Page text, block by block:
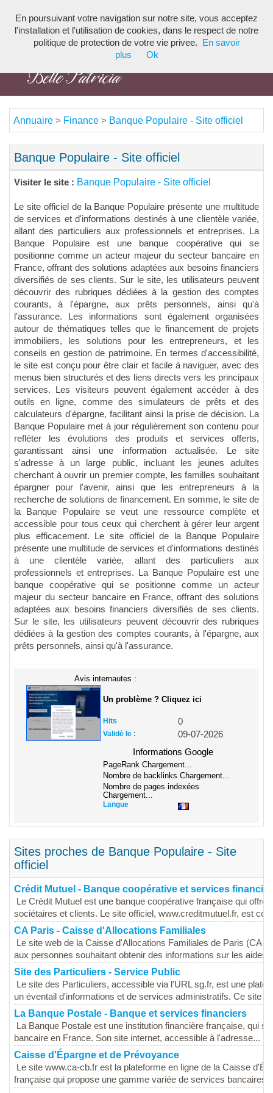
Annuaire > Finance > Banque Populaire - Site officiel
Banque Populaire - Site officiel
Visiter le site : Banque Populaire - Site officiel
Le site officiel de la Banque Populaire présente une multitude
de services et d'informations destinés à une clientèle variée,
allant des particuliers aux professionnels et entreprises. La
Banque Populaire est une banque coopérative qui se
positionne comme un acteur majeur du secteur bancaire en
France, offrant des solutions adaptées aux besoins financiers
diversifiés de ses clients. Sur le site, les utilisateurs peuvent
découvrir des rubriques dédiées à la gestion des comptes
courants, à l'épargne, aux prêts personnels, ainsi qu'à
l'assurance. Les informations sont également organisées
autour de thématiques telles que le financement de projets
immobiliers, les solutions pour les entrepreneurs, et les
conseils en gestion de patrimoine. En termes d'accessibilité,
le site est conçu pour être clair et facile à naviguer, avec des
menus bien structurés et des liens directs vers les principaux
services. Les visiteurs peuvent également accéder à des
outils en ligne, comme des simulateurs de prêts et des
calculateurs d'épargne, facilitant ainsi la prise de décision. La
Banque Populaire met à jour régulièrement son contenu pour
refléter les évolutions des produits et services offerts,
garantissant ainsi une information actualisée. Le site
s'adresse à un large public, incluant les jeunes adultes
cherchant à ouvrir un premier compte, les familles souhaitant
épargner pour l'avenir, ainsi que les entrepreneurs à la
recherche de solutions de financement. En somme, le site de
la Banque Populaire se veut une ressource complète et
accessible pour tous ceux qui cherchent à gérer leur argent
plus efficacement. Le site officiel de la Banque Populaire
présente une multitude de services et d'informations destinés
à une clientèle variée, allant des particuliers aux
professionnels et entreprises. La Banque Populaire est une
banque coopérative qui se positionne comme un acteur
majeur du secteur bancaire en France, offrant des solutions
adaptées aux besoins financiers diversifiés de ses clients.
Sur le site, les utilisateurs peuvent découvrir des rubriques
dédiées à la gestion des comptes courants, à l'épargne, aux
prêts personnels, ainsi qu'à l'assurance.
Avis internautes :
Un problème ? Cliquez ici
Hits 0
Validé le :
09-07-2026
Informations Google
PageRank Chargement...
Nombre de backlinks Chargement...
Nombre de pages indexées
Chargement...
Langue
Sites proches de Banque Populaire - Site
officiel
Crédit Mutuel - Banque coopérative et services
Le Crédit Mutuel est une banque coopérative française qui
sociétaires et clients. Le site officiel, www.creditmutuel.fr, est
CA Paris - Caisse d'Allocations Familiales
Le site web de la Caisse d'Allocations Familiales de Paris (CA
aux personnes souhaitant obtenir des informations sur les aides
Site des Particuliers - Service Public
Le site des Particuliers, accessible via l'URL sg.fr, est une
un éventail d'informations et de services administratifs. Ce site
La Banque Postale - Banque et services financiers
La Banque Postale est une institution financière française, qui
bancaire en France. Son site internet, accessible à l'adresse...
Caisse d'Épargne et de Prévoyance
Le site www.ca-cb.fr est la plateforme en ligne de la Caisse
française qui propose une gamme variée de services bancaires
En poursuivant votre navigation sur notre site, vous acceptez
l'installation et l'utilisation de cookies, dans le respect de notre
politique de protection de votre vie privee.
En savoir
plus
Ok